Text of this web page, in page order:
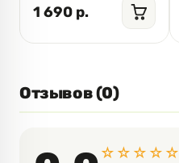
1 690 р.
Отзывов (0)
☆☆☆☆☆